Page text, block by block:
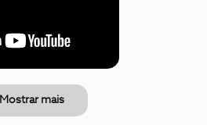
Mostrar mais